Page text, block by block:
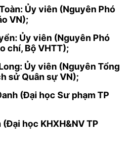
Ủy viên (Nguyên Phó
VN);
Ủy viên (Nguyên Phó
chí, Bộ VHTT);
Ủy viên (Nguyên Tổng
sử Quân sự VN);
(Đại học Sư phạm TP
(Đại học KHXH&NV TP